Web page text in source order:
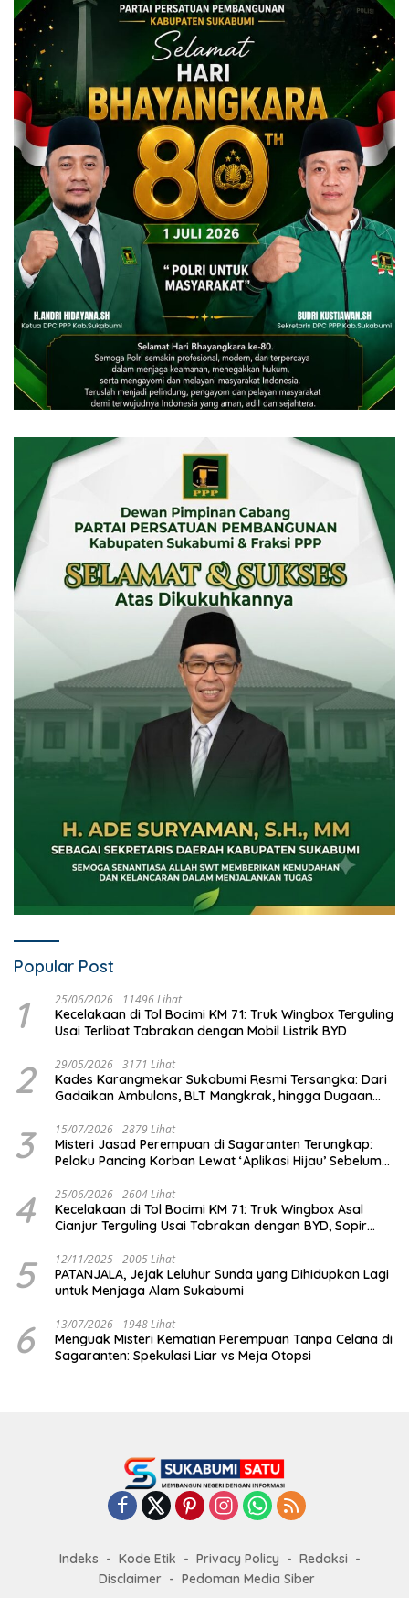
Popular Post
1 25/06/2026 11496 Lihat
Kecelakaan di Tol Bocimi KM 71: Truk Wingbox Terguling
Usai Terlibat Tabrakan dengan Mobil Listrik BYD
2 29/05/2026 3171 Lihat
Kades Karangmekar Sukabumi Resmi Tersangka: Dari
Gadaikan Ambulans, BLT Mangkrak, hingga Dugaan
3 15/07/2026 2879 Lihat
Misteri Jasad Perempuan di Sagaranten Terungkap:
Pelaku Pancing Korban Lewat ‘Aplikasi Hijau’ Sebelum
4 25/06/2026 2604 Lihat
Kecelakaan di Tol Bocimi KM 71: Truk Wingbox Asal
Cianjur Terguling Usai Tabrakan dengan BYD, Sopir
5 12/11/2025 2005 Lihat
PATANJALA, Jejak Leluhur Sunda yang Dihidupkan Lagi
untuk Menjaga Alam Sukabumi
6 13/07/2026 1948 Lihat
Menguak Misteri Kematian Perempuan Tanpa Celana di
Sagaranten: Spekulasi Liar vs Meja Otopsi
Indeks Kode Etik Privacy Policy
Redaksi
Disclaimer
Pedoman Media Siber